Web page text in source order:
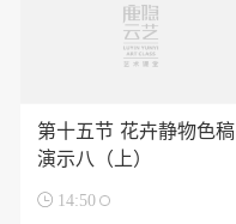
第十五节 花卉静物色稿
演示八（上）
 14:50